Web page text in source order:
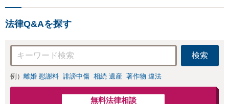
は損をしてしまうかもしれ
法律Q&Aを探す
検索
例） 離婚 慰謝料 誹謗中傷 相続 遺産 著作物 違法
無料法律相談